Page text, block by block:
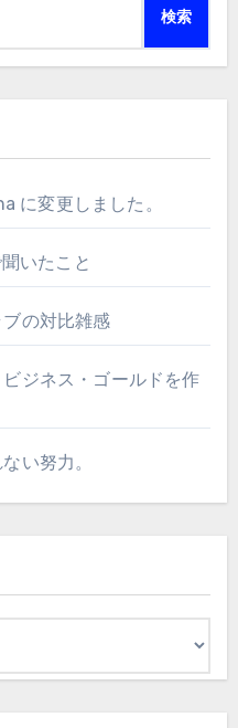
に変更しました。
いたこと
の対比雑感
ジネス・ゴールドを作
い努力。